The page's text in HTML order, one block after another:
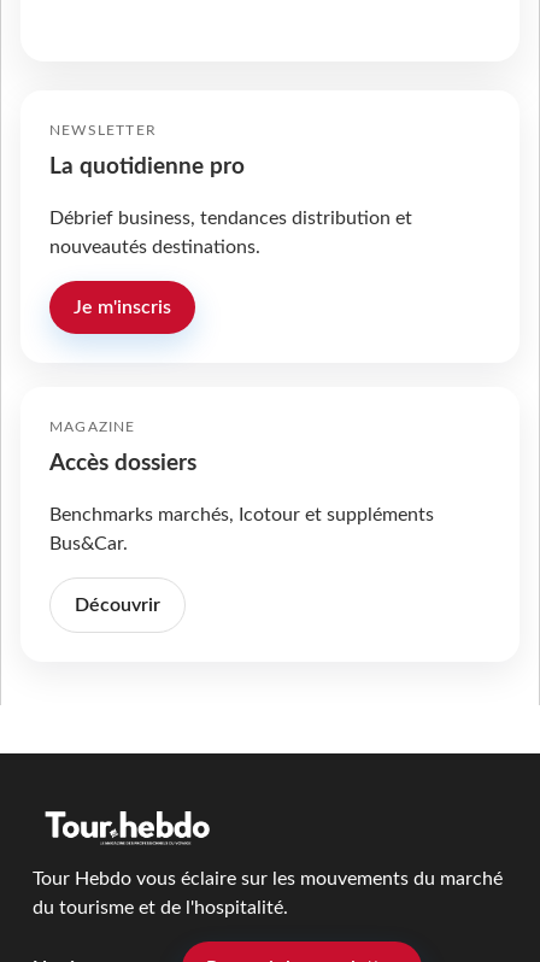
NEWSLETTER
La quotidienne pro
Débrief business, tendances distribution et
nouveautés destinations.
Je m'inscris
MAGAZINE
Accès dossiers
Benchmarks marchés, Icotour et suppléments
Bus&Car.
Découvrir
Tour Hebdo vous éclaire sur les mouvements du marché
du tourisme et de l'hospitalité.